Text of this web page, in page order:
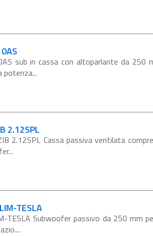
sub in cassa con altoparlante da
potenza...
2.12SPL
2.12SPL Cassa passiva ventilata
TESLA
TESLA Subwoofer passivo da 250